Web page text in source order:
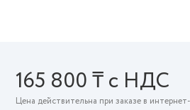
165 800 ₸ с НДС
Цена действительна при заказе в